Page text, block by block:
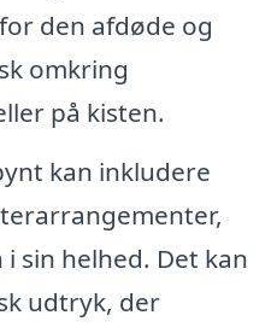
den afdøde og
omkring
på kisten.
kan inkludere
sin helhed. Det kan
udtryk, der